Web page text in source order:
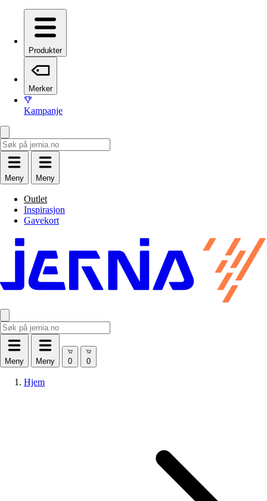
Produkter
Merker
Kampanje
Meny Meny
Outlet
Inspirasjon
Gavekort
Meny Meny
Hjem